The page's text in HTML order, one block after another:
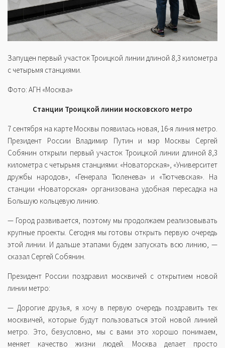
Запущен первый участок Троицкой линии длиной 8,3 километра
с четырьмя станциями.
Фото: АГН «Москва»
Станции Троицкой линии московского метро
7 сентября на карте Москвы появилась новая, 16-я линия метро.
Президент России Владимир Путин и мэр Москвы Сергей
Собянин открыли первый участок Троицкой линии длиной 8,3
километра с четырьмя станциями: «Новаторская», «Университет
дружбы народов», «Генерала Тюленева» и «Тютчевская». На
станции «Новаторская» организована удобная пересадка на
Большую кольцевую линию.
— Город развивается, поэтому мы продолжаем реализовывать
крупные проекты. Сегодня мы готовы открыть первую очередь
этой линии. И дальше этапами будем запускать всю линию, —
сказал Сергей Собянин.
Президент России поздравил москвичей с открытием новой
линии метро:
— Дорогие друзья, я хочу в первую очередь поздравить тех
москвичей, которые будут пользоваться этой новой линией
метро. Это, безусловно, мы с вами это хорошо понимаем,
меняет качество жизни людей. Москва делает просто